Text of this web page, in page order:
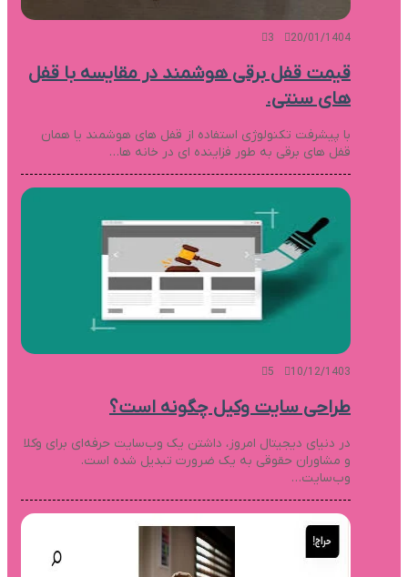
20/01/1404
3
قیمت قفل برقی هوشمند در مقایسه با قفل
های سنتی.
با پیشرفت تکنولوژی استفاده از قفل های هوشمند یا همان
قفل های برقی به طور فزاینده ای در خانه ها…
10/12/1403
5
طراحی سایت وکیل چگونه است؟
در دنیای دیجیتال امروز، داشتن یک وب‌سایت حرفه‌ای برای وکلا
و مشاوران حقوقی به یک ضرورت تبدیل شده است.
وب‌سایت…